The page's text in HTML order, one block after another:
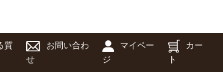
質
お問い合わ
せ
マイペー
ジ
カー
ト